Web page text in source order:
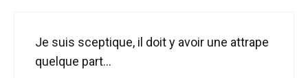
Je suis sceptique, il doit y avoir une attrape
quelque part…